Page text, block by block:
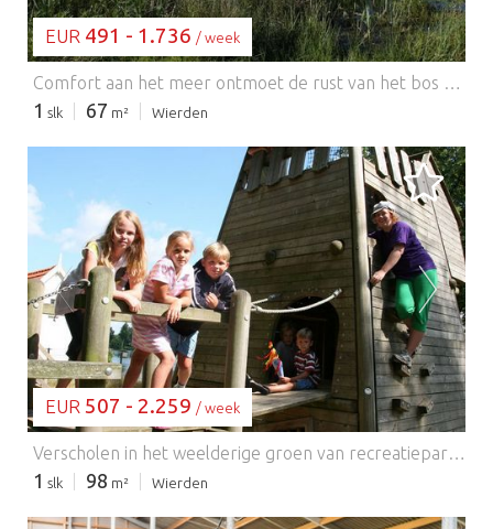
EUR 491 - 1.736 / week
Comfort aan het meer ontmoet de rust van het bos Welkom in uw serene vakantieverblijf in recreatiepark Tolplas, verscholen in het weelderige landschap van de Hoge Hexel. Dit moderne chalet biedt de perfecte ontsnapping voor gezinnen, stellen of groepen die op zoek zijn naar rust, comfort en een vleugje wellness. Geniet van een stijlvol interieur, een volledig uitgeruste keuken en een privéterras met tuinmeubilair. Sommige accommodaties beschikken over een sauna, stoomcabine en airconditioning – ideaal om te ontspannen na een dag vol buitenavonturen. Huisdiervriendelijk plezier in de speeltuin van de natuur Neem uw trouwe viervoeter mee – dit park is perfect voor huisdieren! Verken de wandelpaden rondom het meer van De Tolplas of laat uw hond rondrennen in het nabijgelegen natuurgebied Wierdense Veld, een favoriet onder de lokale bevolking voor schilderachtige wandelingen met losloopgebieden. U kunt zelfs een kano huren en genieten van een rustig tochtje met uw hond. Met open grasvelden en talloze huisdiervriendelijke paden is het een paradijs voor mens en hond. Restaurants in de buurt en lokale specialiteiten Hoewel het restaurant van het park gesloten is van 14 januari tot en met 3 februari 2026, vindt u in uw welkomstmap een zorgvuldig samengestelde lijst met uitstekende lokale eetgelegenheden. Geniet van traditionele Nederlandse gerechten in gezellige cafés in Wierden of proef internationale gerechten in Almelo – beide op korte rijafstand. Na een heerlijke maaltijd kunt u terugkeren naar uw rustige chalet, ontspannen met een film of gewoon de sterrenhemel bewonderen vanaf uw terras, terwijl de natuur om u heen zingt.
1 slk 67 m² Wierden
BEZIG MET LADEN...
EUR 507 - 2.259 / week
Verscholen in het weelderige groen van recreatiepark Tolplas, is dit stijlvolle vakantiehuis uw toegangspoort tot zowel ontspanning als avontuur. Het is ontworpen voor comfort en beschikt over een gezellig interieur, een gashaard en een privésauna met stoomdouche – perfect om tot rust te komen na een dagje uit. De open keuken, ruime slaapkamers en het tuinterras bieden alles wat u nodig heeft voor een zorgeloos verblijf, of u nu met familie, vrienden of uw viervoeter reist. Hoge Hexel ligt in de serene Overijssel en biedt een vredige ontsnapping te midden van meren, bossen en weidse landschappen. Van kajakken op De Tolplas tot wandelen in de nabijgelegen natuurgebieden, buitenliefhebbers vinden hier talloze mogelijkheden om de omgeving te verkennen. Met hondvriendelijke wandelroutes en losloopgebieden in Het Wierdense Veld zal uw hond net zo genieten van het verblijf als u. Na een dagje uit kunt u ontspannen onder de bomen in uw eigen tuin met een glas wijn of genieten van een warme saunasessie binnen. Hoewel het restaurant op het terrein tijdelijk gesloten is (14 januari - 3 februari 2026), hoeft u niet ver te zoeken voor een smakelijke maaltijd. De nabijgelegen plaatsen Wierden en Almelo bieden charmante lokale eetgelegenheden zoals Restaurant Ledeboer voor een chique diner en Eetcafé 't Witte Hoes voor een snelle hap. De meeste gelegenheden verwelkomen huisdieren van harte. Terrassen maken uit eten gaan een waar genot voor iedereen. Alles wat u nodig heeft voor een verkwikkend en huisdiervriendelijk verblijf vindt u hier bij Tolplas!
1 slk 98 m² Wierden